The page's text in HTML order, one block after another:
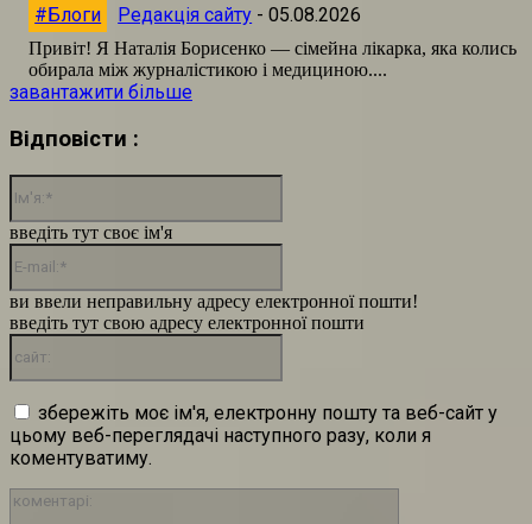
#Блоги Редакція сайту - 05.08.2026
Привіт! Я Наталія Борисенко — сімейна лікарка, яка колись
обирала між журналістикою і медициною....
завантажити більше
Відповісти :
введіть тут своє ім'я
ви ввели неправильну адресу електронної пошти!
введіть тут свою адресу електронної пошти
збережіть моє ім'я, електронну пошту та веб-сайт у
цьому веб-переглядачі наступного разу, коли я
коментуватиму.